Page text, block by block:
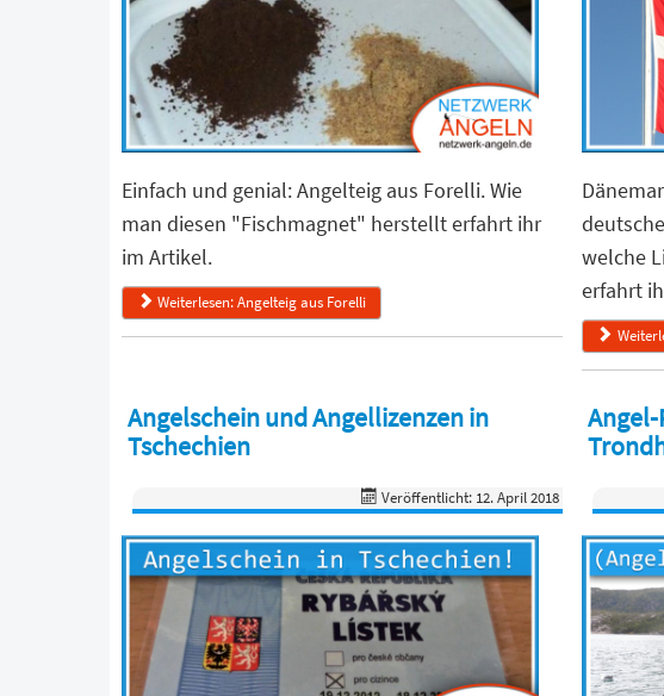
Einfach und genial: Angelteig aus Forelli. Wie
man diesen "Fischmagnet" herstellt erfahrt ihr
im Artikel.
Weiterlesen: Angelteig aus Forelli
welche
erfahrt
Angelschein und Angellizenzen in
Tschechien
Veröffentlicht: 12. April 2018